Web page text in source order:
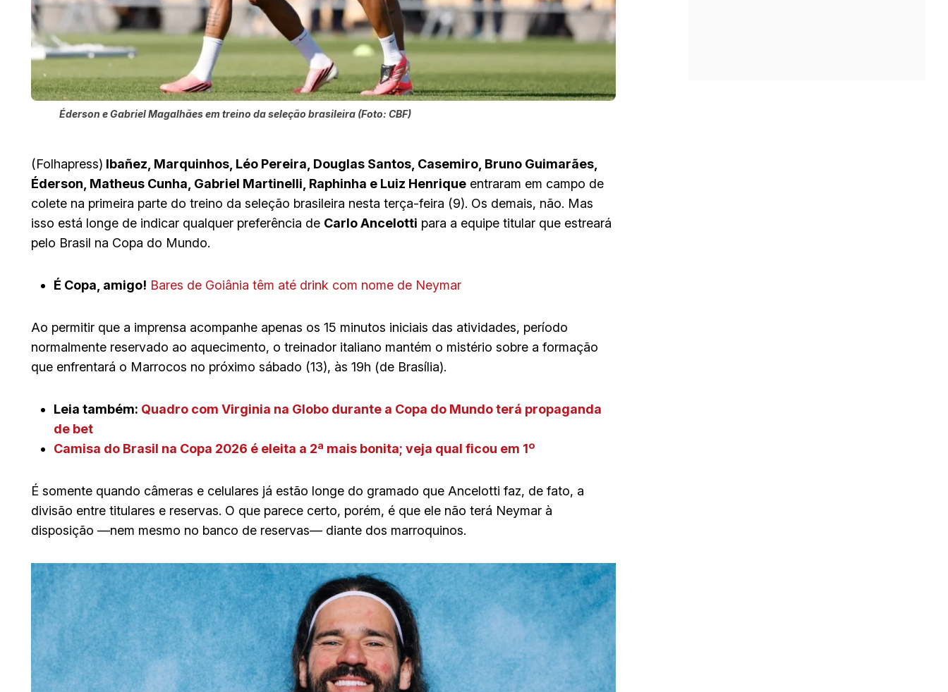
Éderson e Gabriel Magalhães em treino da seleção brasileira (Foto: CBF)
(Folhapress) Ibañez, Marquinhos, Léo Pereira, Douglas Santos, Casemiro, Bruno Guimarães,
Éderson, Matheus Cunha, Gabriel Martinelli, Raphinha e Luiz Henrique entraram em campo de
colete na primeira parte do treino da seleção brasileira nesta terça-feira (9). Os demais, não. Mas
isso está longe de indicar qualquer preferência de Carlo Ancelotti para a equipe titular que estreará
pelo Brasil na Copa do Mundo.
É Copa, amigo! Bares de Goiânia têm até drink com nome de Neymar
Ao permitir que a imprensa acompanhe apenas os 15 minutos iniciais das atividades, período
normalmente reservado ao aquecimento, o treinador italiano mantém o mistério sobre a formação
que enfrentará o Marrocos no próximo sábado (13), às 19h (de Brasília).
Leia também: Quadro com Virginia na Globo durante a Copa do Mundo terá propaganda
de bet
Camisa do Brasil na Copa 2026 é eleita a 2ª mais bonita; veja qual ficou em 1º
É somente quando câmeras e celulares já estão longe do gramado que Ancelotti faz, de fato, a
divisão entre titulares e reservas. O que parece certo, porém, é que ele não terá Neymar à
disposição —nem mesmo no banco de reservas— diante dos marroquinos.